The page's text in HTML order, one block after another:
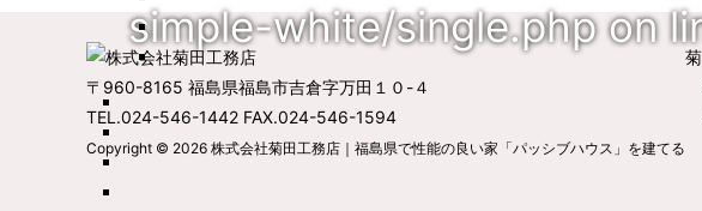
simple-white/single.phpon
〒960-8165 福島県福島市吉倉字万田１０-４
TEL.024-546-1442 FAX.024-546-1594
Copyright © 2026 株式会社菊田工務店｜福島県で性能の良い家「パッシブハウス」を建てる